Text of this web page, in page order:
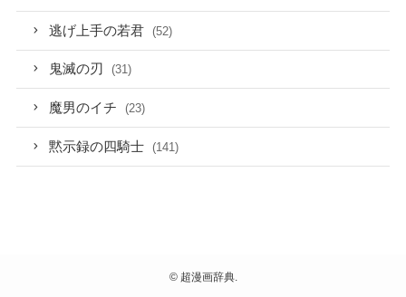
逃げ上手の若君 (52)
鬼滅の刃 (31)
魔男のイチ (23)
黙示録の四騎士 (141)
©超漫画辞典.